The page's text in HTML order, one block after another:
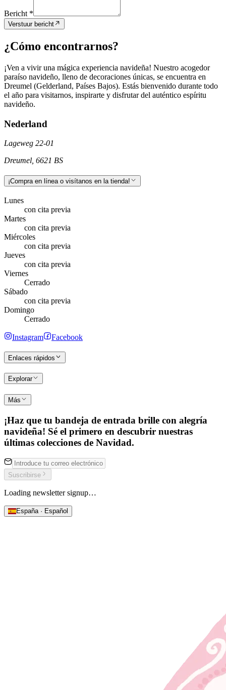
Bericht *
Verstuur bericht
¿Cómo encontrarnos?
¡Ven a vivir una mágica experiencia navideña! Nuestro acogedor
paraíso navideño, lleno de decoraciones únicas, se encuentra en
Dreumel (Gelderland, Países Bajos). Estás bienvenido durante todo
el año para visitarnos, inspirarte y disfrutar del auténtico espíritu
navideño.
Nederland
Lageweg 22-01
Dreumel 6621 BS
¡Compra en línea o visítanos en la tienda!
Lunes
con cita previa
Martes
con cita previa
Miércoles
con cita previa
Jueves
con cita previa
Viernes
Cerrado
Sábado
con cita previa
Domingo
Cerrado
Instagram Facebook
Enlaces rápidos
Explorar
Más
¡Haz que tu bandeja de entrada brille con alegría
navideña! Sé el primero en descubrir nuestras
últimas colecciones de Navidad.
Suscribirse
Loading newsletter signup…
España · Español